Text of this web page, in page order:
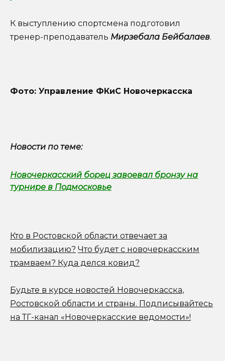
К выступлению спортсмена подготовил
тренер-преподаватель Мирзебала Бейбалаев.
Фото: Управление ФКиС Новочеркасска
Новости по теме:
Новочеркасский борец завоевал бронзу на
турнире в Подмосковье
Кто в Ростовской области отвечает за
мобилизацию? Что будет с новочеркасским
трамваем? Куда делся ковид?
Будьте в курсе новостей Новочеркасска,
Ростовской области и страны. Подписывайтесь
на ТГ-канал «Новочеркасские ведомости»!